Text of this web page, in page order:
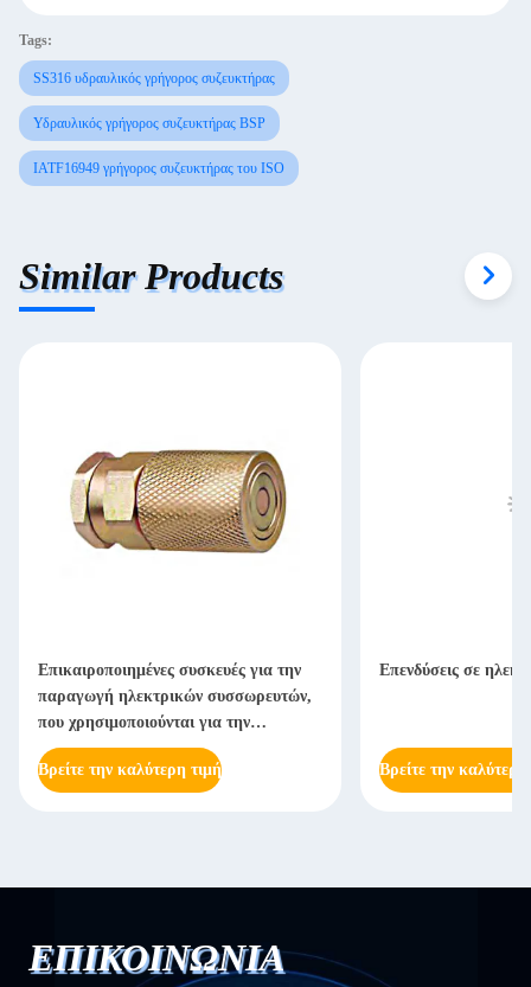
Tags:
SS316 υδραυλικός γρήγορος συζευκτήρας
Υδραυλικός γρήγορος συζευκτήρας BSP
IATF16949 γρήγορος συζευκτήρας του ISO
Similar Products
Επικαιροποιημένες συσκευές για την
παραγωγή ηλεκτρικών συσσωρευτών,
που χρησιμοποιούνται για την
παραγωγή ηλεκτρικών συσσωρευτών
Βρείτε την καλύτερη τιμή
Επενδύσεις σε
Βρείτε την καλύτερη
ΕΠΙΚΟΙΝΩΝΙΑ